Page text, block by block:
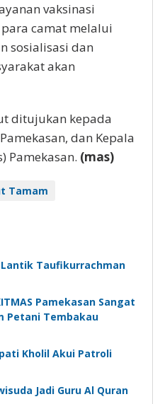
vaksinasi
camat melalui
sosialisasi dan
akan
ditujukan kepada
dan Kepala
Pamekasan. (mas)
Tamam
Taufikurrachman
Pamekasan Sangat
Petani Tembakau
Kholil Akui Patroli
Jadi Guru Al Quran